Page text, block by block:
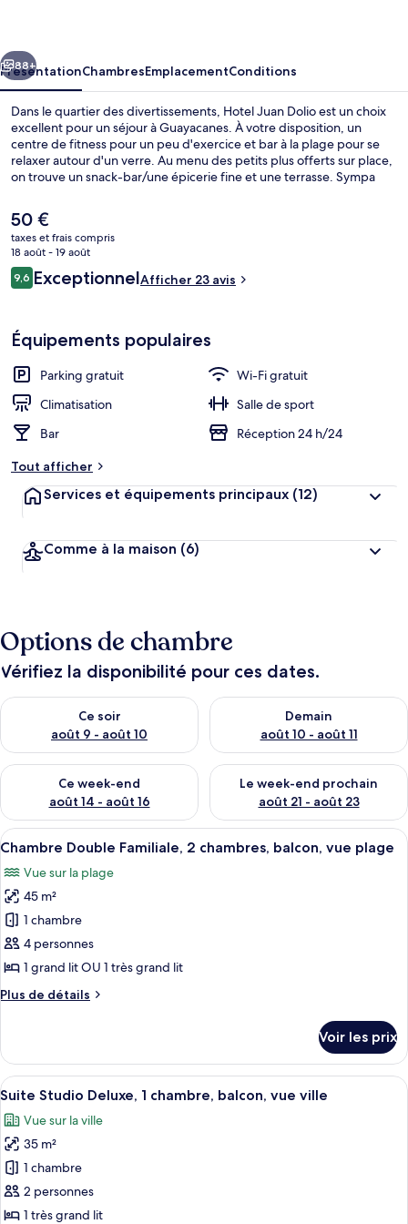
Suivant
88+
PrésentationChambresEmplacementConditions
Dans le quartier des divertissements, Hotel Juan Dolio est un choix
excellent pour un séjour à Guayacanes. À votre disposition, un
centre de fitness pour un peu d'exercice et bar à la plage pour se
relaxer autour d'un verre. Au menu des petits plus offerts sur place,
on trouve un snack-bar/une épicerie fine et une terrasse. Sympa
Le
prix
actuel
est
de
50 €
taxes et frais compris
18 août - 19 août
Avis
voyageurs
9,69,6 sur 10
ExceptionnelAfficher 23 avis
Équipements populaires
Parking gratuit
Wi-Fi gratuit
Climatisation
Salle de sport
Bar
Réception 24 h/24
Tout afficher
Services et équipements principaux (12)
Comme à la maison (6)
Options de chambre
Vérifiez la disponibilité pour ces dates.
Ce soir
août 9 - août 10
Vérifier la disponibilité pour ce soir août 9 - août 10
Demain
août 10 - août 11
Vérifier la disponibilité pour
Ce week-end
août 14 - août 16
Vérifier la disponibilité pour ce week-end août 14 - août 16
Le week-end prochain
août 21 - août 23
Vérifier la disponibilité pour
Afficher
toutes
les
photos
pour
ce
type
chambre :
Familiale,
2
chambres,
balcon,
vue
plage
Une chambre à coucher
18
Chambre Double Familiale, 2 chambres, balcon, vue plage
Vue sur la plage
45 m²
1 chambre
4 personnes
1 grand lit OU 1 très grand lit
Plus de détails
Plus
le
type
de
Chambre
Double
Familiale,
2
chambres,
balcon,
Voir les prix
Afficher
toutes
les
photos
pour
ce
type
Une chambre moderne avec un
14
Suite Studio Deluxe, 1 chambre, balcon, vue ville
Vue sur la ville
35 m²
1 chambre
2 personnes
1 très grand lit